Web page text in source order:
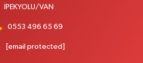
İPEKYOLU/VAN
0553 496 65 69
[email protected]